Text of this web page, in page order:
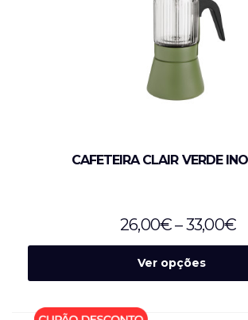
CAFETEIRA CLAIR VERDE
26,00€–33,00€
Ver opções